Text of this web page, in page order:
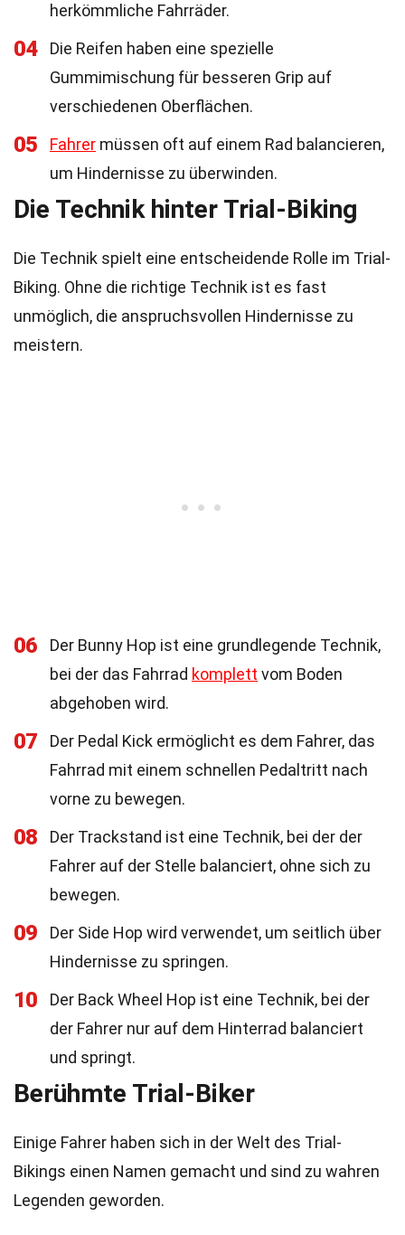
herkömmliche Fahrräder.
04
Die Reifen haben eine spezielle
Gummimischung für besseren Grip auf
verschiedenen Oberflächen.
05 Fahrer müssen oft auf einem Rad balancieren,
um Hindernisse zu überwinden.
Die Technik hinter Trial-Biking
Die Technik spielt eine entscheidende Rolle im Trial-
Biking. Ohne die richtige Technik ist es fast
unmöglich, die anspruchsvollen Hindernisse zu
meistern.
06
Der Bunny Hop ist eine grundlegende Technik,
bei der das Fahrrad komplett vom Boden
abgehoben wird.
07
Der Pedal Kick ermöglicht es dem Fahrer, das
Fahrrad mit einem schnellen Pedaltritt nach
vorne zu bewegen.
08
Der Trackstand ist eine Technik, bei der der
Fahrer auf der Stelle balanciert, ohne sich zu
bewegen.
09
Der Side Hop wird verwendet, um seitlich über
Hindernisse zu springen.
10
Der Back Wheel Hop ist eine Technik, bei der
der Fahrer nur auf dem Hinterrad balanciert
und springt.
Berühmte Trial-Biker
Einige Fahrer haben sich in der Welt des Trial-
Bikings einen Namen gemacht und sind zu wahren
Legenden geworden.